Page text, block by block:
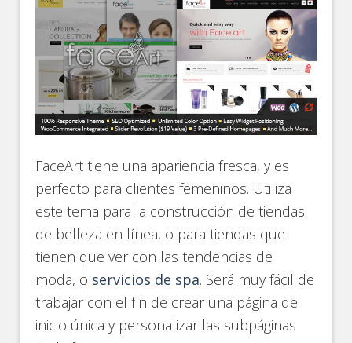
FaceArt tiene una apariencia fresca, y es
perfecto para clientes femeninos. Utiliza
este tema para la construcción de tiendas
de belleza en línea, o para tiendas que
tienen que ver con las tendencias de
moda, o servicios de spa. Será muy fácil de
trabajar con el fin de crear una página de
inicio única y personalizar las subpáginas